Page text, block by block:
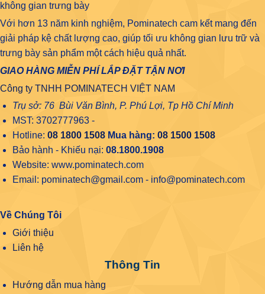
không gian trưng bày
Với hơn 13 năm kinh nghiệm, Pominatech cam kết mang đến
giải pháp kệ chất lượng cao, giúp tối ưu không gian lưu trữ và
trưng bày sản phẩm một cách hiệu quả nhất.
GIAO HÀNG MIỄN PHÍ LẮP ĐẶT TẬN NƠI
Công ty TNHH POMINATECH VIỆT NAM
Trụ sở: 76 Bùi Văn Bình, P. Phú Lợi, Tp Hồ Chí Minh
MST: 3702777963 -
Hotline: 08 1800 1508Mua hàng: 08 1500 1508
Bảo hành - Khiếu nại: 08.1800.1908
Website: www.pominatech.com
Email: pominatech@gmail.com - info@pominatech.com
Về Chúng Tôi
Giới thiệu
Liên hệ
Thông Tin
Hướng dẫn mua hàng